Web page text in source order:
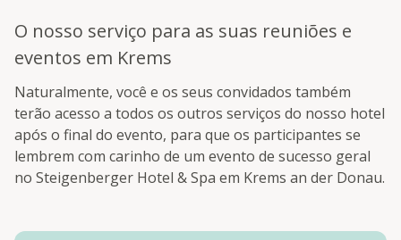
O nosso serviço para as suas reuniões e
eventos em Krems
Naturalmente, você e os seus convidados também
terão acesso a todos os outros serviços do nosso hotel
após o final do evento, para que os participantes se
lembrem com carinho de um evento de sucesso geral
no Steigenberger Hotel & Spa em Krems an der Donau.